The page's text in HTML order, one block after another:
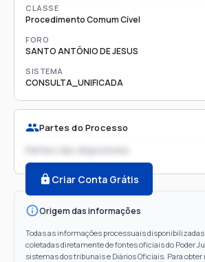
CLASSE
Procedimento Comum Cível
FORO
SANTO ANTÔNIO DE JESUS
SISTEMA
CONSULTA_UNIFICADA
Partes do Processo
Partes não disponíveis
Criar Conta Grátis
Origem das informações
Todas as informações processuais
coletadas diretamente de fontes oficiais do Poder
sistemas dos tribunais e Diários Oficiais. Para